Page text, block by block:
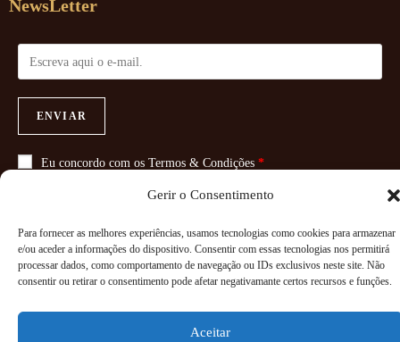
Gerir o Consentimento
Para fornecer as melhores experiências, usamos tecnologias como cookies para armazenar
e/ou aceder a informações do dispositivo. Consentir com essas tecnologias nos permitirá
processar dados, como comportamento de navegação ou IDs exclusivos neste site. Não
consentir ou retirar o consentimento pode afetar negativamante certos recursos e funções.
Aceitar
NewsLetter
ENVIAR
Eu concordo com os Termos & Condições *
Copyright 2026 - Powered ByPaginadoze - Soluções Informáticas